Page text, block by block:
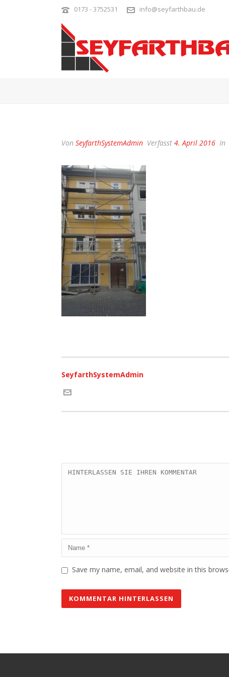
0173 - 3752531 info@seyfarthbau.de
Von SeyfarthSystemAdmin Verfasst 4. April 2016 In
SeyfarthSystemAdmin
Save my name, email, and website in this